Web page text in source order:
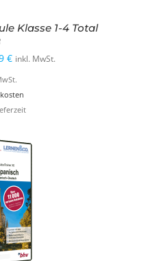
Klasse 1-4 Total
€
€Aktueller
Preis
ist:
12,99 €.
inkl. MwSt.